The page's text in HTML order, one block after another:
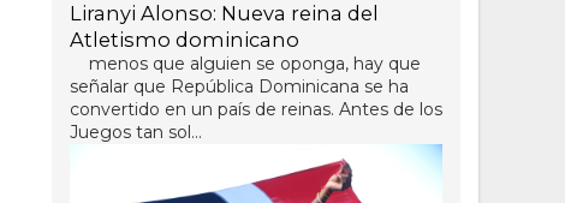
Liranyi Alonso: Nueva reina del
Atletismo dominicano
menos que alguien se oponga, hay que
señalar que República Dominicana se ha
convertido en un país de reinas. Antes de los
Juegos tan sol...